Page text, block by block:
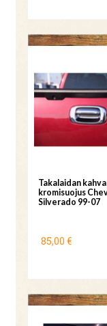
Takalaidan
kromisuojus
Silverado 99-07
85,00 €